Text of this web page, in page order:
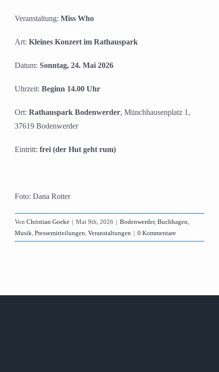
Veranstaltung: Miss Who
Art: Kleines Konzert im Rathauspark
Datum: Sonntag, 24. Mai 2026
Uhrzeit: Beginn 14.00 Uhr
Ort: Rathauspark Bodenwerder, Münchhausenplatz 1,
37619 Bodenwerder
Eintritt: frei (der Hut geht rum)
Foto: Dana Rotter
Von Christian Goeke | Mai 9th, 2026 | Bodenwerder, Buchhagen,
Musik, Pressemitteilungen, Veranstaltungen | 0 Kommentare